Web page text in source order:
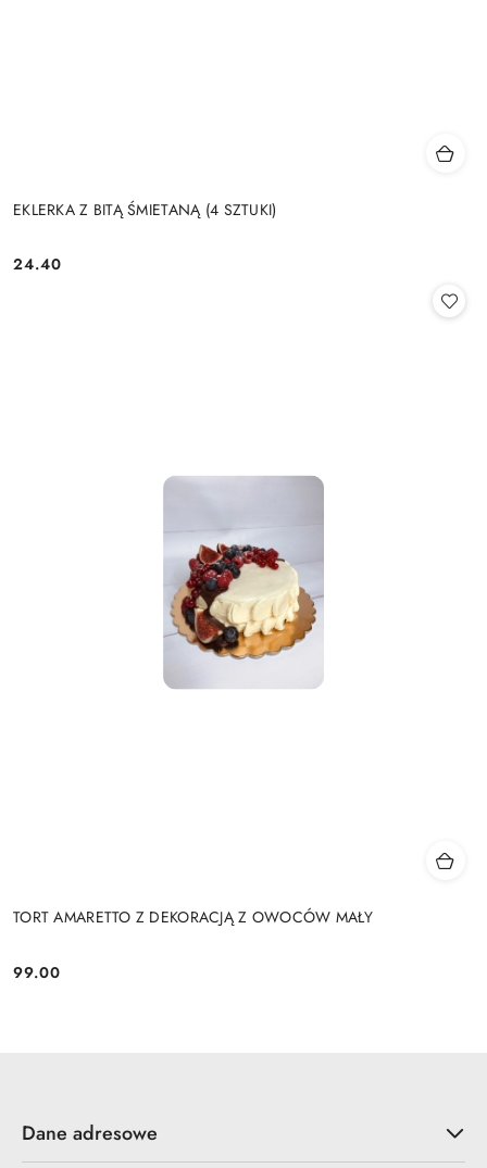
EKLERKA Z BITĄ ŚMIETANĄ (4 SZTUKI)
Cena:
24.40
TORT AMARETTO Z DEKORACJĄ Z OWOCÓW MAŁY
Cena:
99.00
Dane adresowe